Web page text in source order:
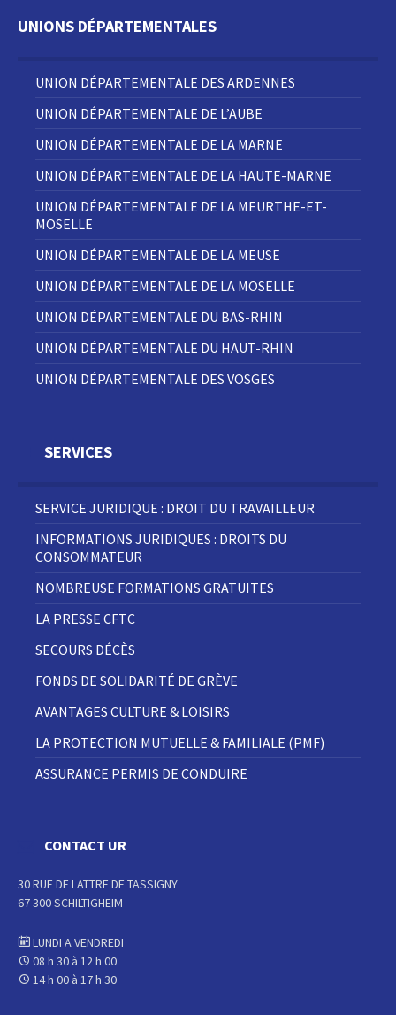
UNIONS DÉPARTEMENTALES
UNION DÉPARTEMENTALE DES ARDENNES
UNION DÉPARTEMENTALE DE L’AUBE
UNION DÉPARTEMENTALE DE LA MARNE
UNION DÉPARTEMENTALE DE LA HAUTE-MARNE
UNION DÉPARTEMENTALE DE LA MEURTHE-ET-
MOSELLE
UNION DÉPARTEMENTALE DE LA MEUSE
UNION DÉPARTEMENTALE DE LA MOSELLE
UNION DÉPARTEMENTALE DU BAS-RHIN
UNION DÉPARTEMENTALE DU HAUT-RHIN
UNION DÉPARTEMENTALE DES VOSGES
SERVICES
SERVICE JURIDIQUE : DROIT DU TRAVAILLEUR
INFORMATIONS JURIDIQUES : DROITS DU
CONSOMMATEUR
NOMBREUSE FORMATIONS GRATUITES
LA PRESSE CFTC
SECOURS DÉCÈS
FONDS DE SOLIDARITÉ DE GRÈVE
AVANTAGES CULTURE & LOISIRS
LA PROTECTION MUTUELLE & FAMILIALE (PMF)
ASSURANCE PERMIS DE CONDUIRE
CONTACT UR
30 RUE DE LATTRE DE TASSIGNY
67 300 SCHILTIGHEIM
LUNDI A VENDREDI
08 h 30 à 12 h 00
14 h 00 à 17 h 30